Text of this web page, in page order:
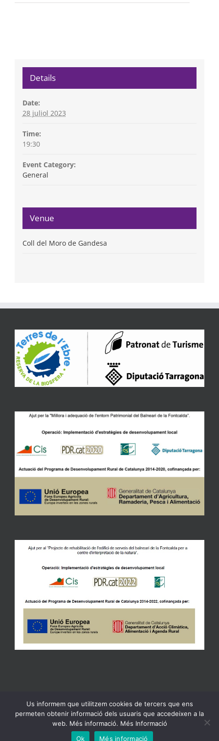
Details
Date:
28 juliol 2023
Time:
19:30
Event Category:
General
Venue
Coll del Moro de Gandesa
Copyright 2023 Ajuntament de Gandesa | All Rights Reserved |
Política de Privacidad
Facebook
X Email:Ebando
Us informem que utilitzem cookies de tercers que ens
permeten obtenir informació dels usuaris que accedeixen a la
web. Més informació. Més Informació
Ok
Més informació